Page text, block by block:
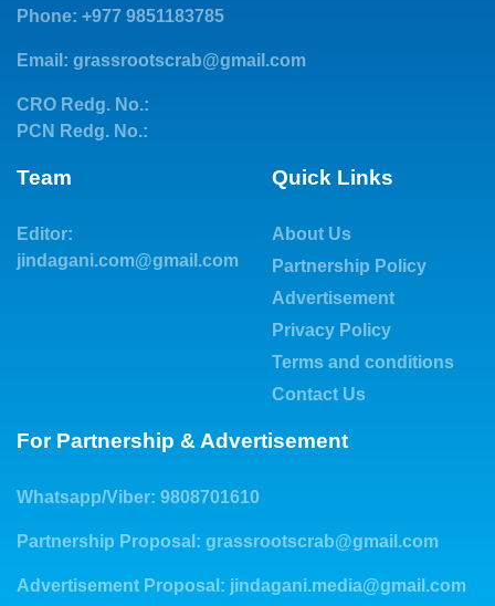
Phone: +977 9851183785
Email: grassrootscrab@gmail.com
CRO Redg. No.:
PCN Redg. No.:
Team
Editor:
jindagani.com@gmail.com
Quick Links
About Us
Partnership Policy
Advertisement
Privacy Policy
Terms and conditions
Contact Us
For Partnership & Advertisement
Whatsapp/Viber: 9808701610
Partnership Proposal: grassrootscrab@gmail.com
Advertisement Proposal: jindagani.media@gmail.com